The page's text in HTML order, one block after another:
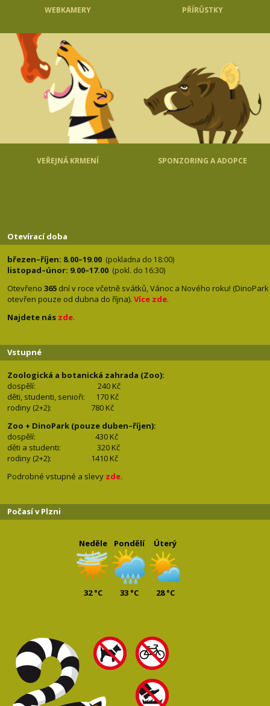
WEBKAMERY PŘÍRŮSTKY
VEŘEJNÁ KRMENÍ SPONZORING A ADOPCE
Otevírací doba
březen–říjen: 8.00–19.00 (pokladna do 18:00)
listopad–únor: 9.00–17.00 (pokl. do 16:30)
Otevřeno 365 dní v roce včetně svátků, Vánoc a Nového roku! (DinoPark
otevřen pouze od dubna do října). Více zde.
Najdete nás zde.
Vstupné
Zoologická a botanická zahrada (Zoo):
dospělí:
240 Kč
děti, studenti, senioři: 170 Kč
rodiny (2+2): 780 Kč
Zoo + DinoPark (pouze duben–říjen):
dospělí: 430 Kč
děti a studenti: 320 Kč
rodiny (2+2): 1410 Kč
Podrobné vstupné a slevy zde.
Počasí v Plzni
Neděle
32 °C
Pondělí
33 °C
Úterý
28 °C